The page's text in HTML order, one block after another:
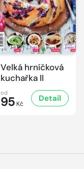
Velká hrníčková
kuchařka II
od
95 Kč
Detail